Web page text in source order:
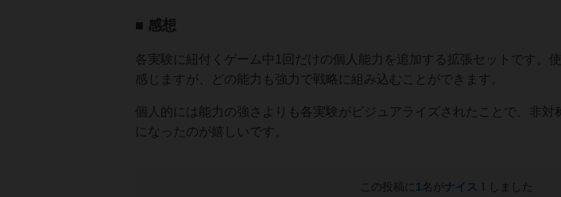
■ 感想
各実験に紐付くゲーム中1回だけの個人能力を追加する拡張セットです。
感じますが、どの能力も強力で戦略に組み込むことができます。
個人的には能力の強さよりも各実験がビジュアライズされたことで、非
になったのが嬉しいです。
この投稿に 1 名がナイス！ しました